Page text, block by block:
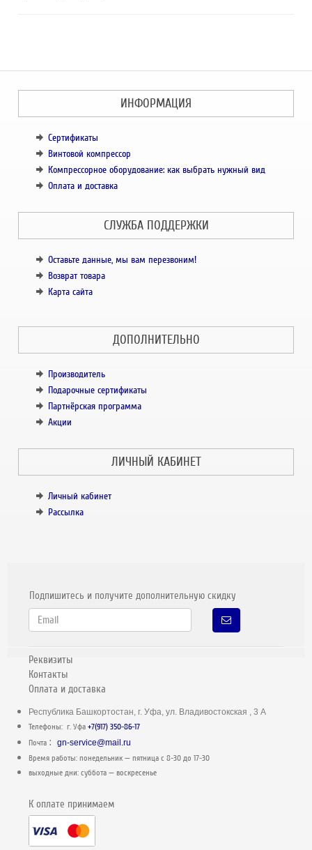
ИНФОРМАЦИЯ
Сертификаты
Винтовой компрессор
Компрессорное оборудование: как выбрать нужный вид
Оплата и доставка
СЛУЖБА ПОДДЕРЖКИ
Оставьте данные, мы вам перезвоним!
Возврат товара
Карта сайта
ДОПОЛНИТЕЛЬНО
Производитель
Подарочные сертификаты
Партнёрская программа
Акции
ЛИЧНЫЙ КАБИНЕТ
Личный кабинет
Рассылка
Подпишитесь и получите дополнительную скидку
Реквизиты
Контакты
Оплата и доставка
Республика Башкортостан, г. Уфа, ул. Владивостокская , 3 А
Телефоны: г. Уфа+7(917) 350-86-17
Почта :gn-service@mail.ru
Время работы: понедельник — пятница c 8-30 до 17-30
выходные дни: суббота — воскресенье
К оплате принимаем